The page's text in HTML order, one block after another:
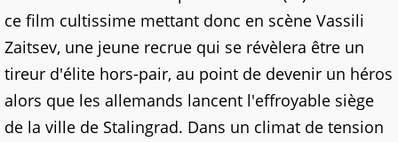
ce film cultissime mettant donc en scène Vassili
Zaitsev, une jeune recrue qui se révèlera être un
tireur d'élite hors-pair, au point de devenir un héros
alors que les allemands lancent l'effroyable siège
de la ville de Stalingrad. Dans un climat de tension